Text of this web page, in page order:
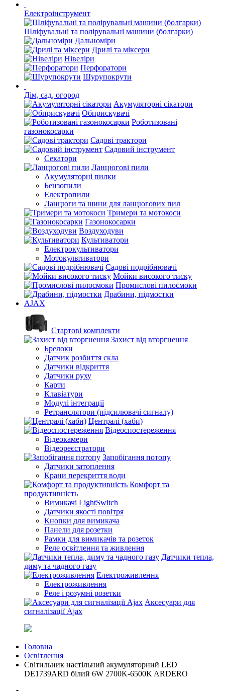
Електроінструмент
Шліфувальні та полірувальні машини (болгарки)
Дальноміри
Дрилі та міксери
Нівеліри
Перфоратори
Шурупокрути
Дім, сад, огород
Акумуляторні сікатори
Обприскувачі
Роботизовані
газонокосарки
Садові трактори
Садовий інструмент
Секатори
Ланцюгові пили
Акумуляторні пилки
Бензопили
Електропили
Ланцюги та шини для ланцюгових пил
Тримери та мотокоси
Газонокосарки
Воздуходуви
Культиватори
Електрокультиватори
Мотокультиватори
Садові подрібнювачі
Мойки високого тиску
Промислові пилосмоки
Драбини, підмостки
AJAX
Стартові комплекти
Захист від вторгнення
Брелоки
Датчик розбиття скла
Датчики відкриття
Датчики руху
Карти
Клавіатури
Модулі інтеграції
Ретранслятори (підсилювачі сигналу)
Централі (хаби)
Відеоспостереження
Відеокамери
Відеореєстратори
Запобігання потопу
Датчики затоплення
Крани перекриття води
Комфорт та
продуктивність
Вимикачі LightSwitch
Датчики якості повітря
Кнопки для вимикача
Панели для розетки
Рамки для вимикачів та розеток
Реле освітлення та живлення
Датчики тепла,
диму та чадного газу
Електроживлення
Електроживлення
Реле і розумні розетки
Аксесуари для
сигналізації Ajax
Головна
Освітлення
Свiтильник настiльний акумуляторний LED
DE1739ARD білий 6W 2700K-6500K ARDERO